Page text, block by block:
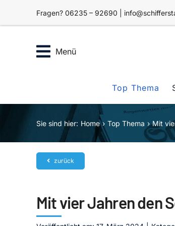
Fragen? 06235 – 92690 |
Menü
Top Thema
Sie sind hier: Home Top Thema Mit
zurück
Mit vier Jahren den